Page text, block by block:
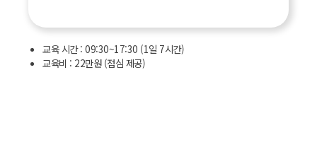
교육 시간 : 09:30~17:30 (1일 7시간)
교육비 : 22만원 (점심 제공)